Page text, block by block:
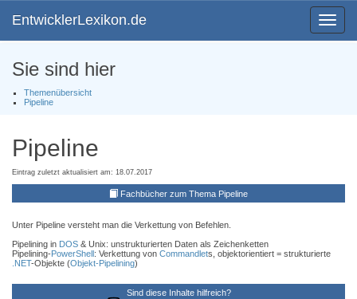
Toggle
EntwicklerLexikon.de
Sie sind hier
Themenübersicht
Pipeline
Pipeline
Eintrag zuletzt aktualisiert am: 18.07.2017
Fachbücher zum Thema Pipeline
Unter Pipeline versteht man die Verkettung von Befehlen.
Pipelining in DOS & Unix: unstrukturierten Daten als Zeichenketten
Pipelining-PowerShell: Verkettung von Commandlets, objektorientiert = strukturierte
.NET-Objekte (Objekt-Pipelining)
Sind diese Inhalte hilfreich?